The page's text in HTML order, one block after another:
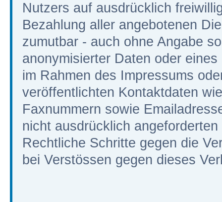
Nutzers auf ausdrücklich
Bezahlung aller angebotenen
zumutbar - auch ohne Angabe
anonymisierter Daten oder
im Rahmen des Impressums
veröffentlichten Kontaktdaten
Faxnummern sowie
nicht ausdrücklich
Rechtliche Schritte gegen die
bei Verstössen gegen dieses